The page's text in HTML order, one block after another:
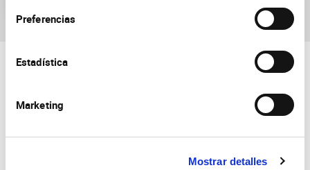
Preferencias
Estadística
Marketing
Mostrar detalles
Consejo Superior de Investigaciones Científicas